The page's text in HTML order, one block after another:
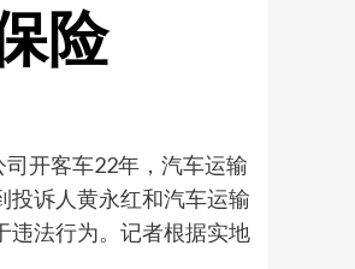
险
开客车22年，汽车运输
投诉人黄永红和汽车运输
违法行为。记者根据实地